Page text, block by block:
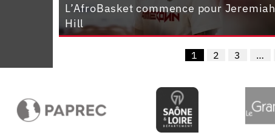
L’AfroBasket commence pour Jeremiah
Hill
1 2 3 …